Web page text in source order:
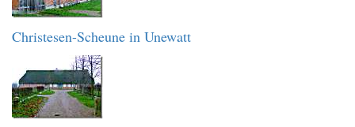
Christesen-Scheune in Unewatt